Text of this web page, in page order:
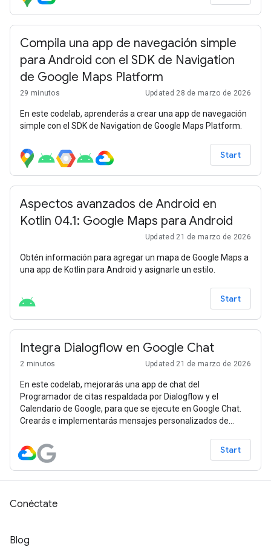
Compila una app de navegación simple
para Android con el SDK de Navigation
de Google Maps Platform
29 minutos Updated 28 de marzo de 2026
En este codelab, aprenderás a crear una app de navegación
simple con el SDK de Navigation de Google Maps Platform.
Start
Aspectos avanzados de Android en
Kotlin 04.1: Google Maps para Android
Updated 21 de marzo de 2026
Obtén información para agregar un mapa de Google Maps a
una app de Kotlin para Android y asignarle un estilo.
Start
Integra Dialogflow en Google Chat
2 minutos Updated 21 de marzo de 2026
En este codelab, mejorarás una app de chat del
Programador de citas respaldada por Dialogflow y el
Calendario de Google, para que se ejecute en Google Chat.
Crearás e implementarás mensajes personalizados de
Start
Conéctate
Blog